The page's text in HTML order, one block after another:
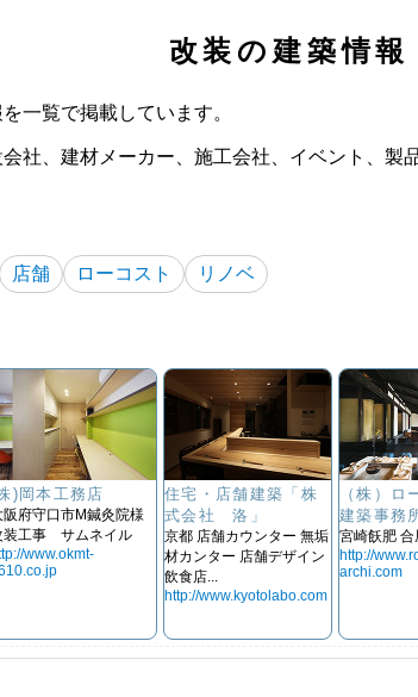
改装の建築情報
一覧で掲載しています。
社、建材メーカー、施工会社、イベント、製
店舗 ローコスト リノベ
)岡本工務店
阪府守口市M鍼灸院様
装工事 サムネイル
www.okmt-
住宅・店舗建築「株
式会社 洛」
京都 店舗カウンター 無垢
材カンター 店舗デザイン
飲食店...
http://www.kyotolabo.com
（株）ロ
建築事務
宮崎飫肥
http://
archi.com